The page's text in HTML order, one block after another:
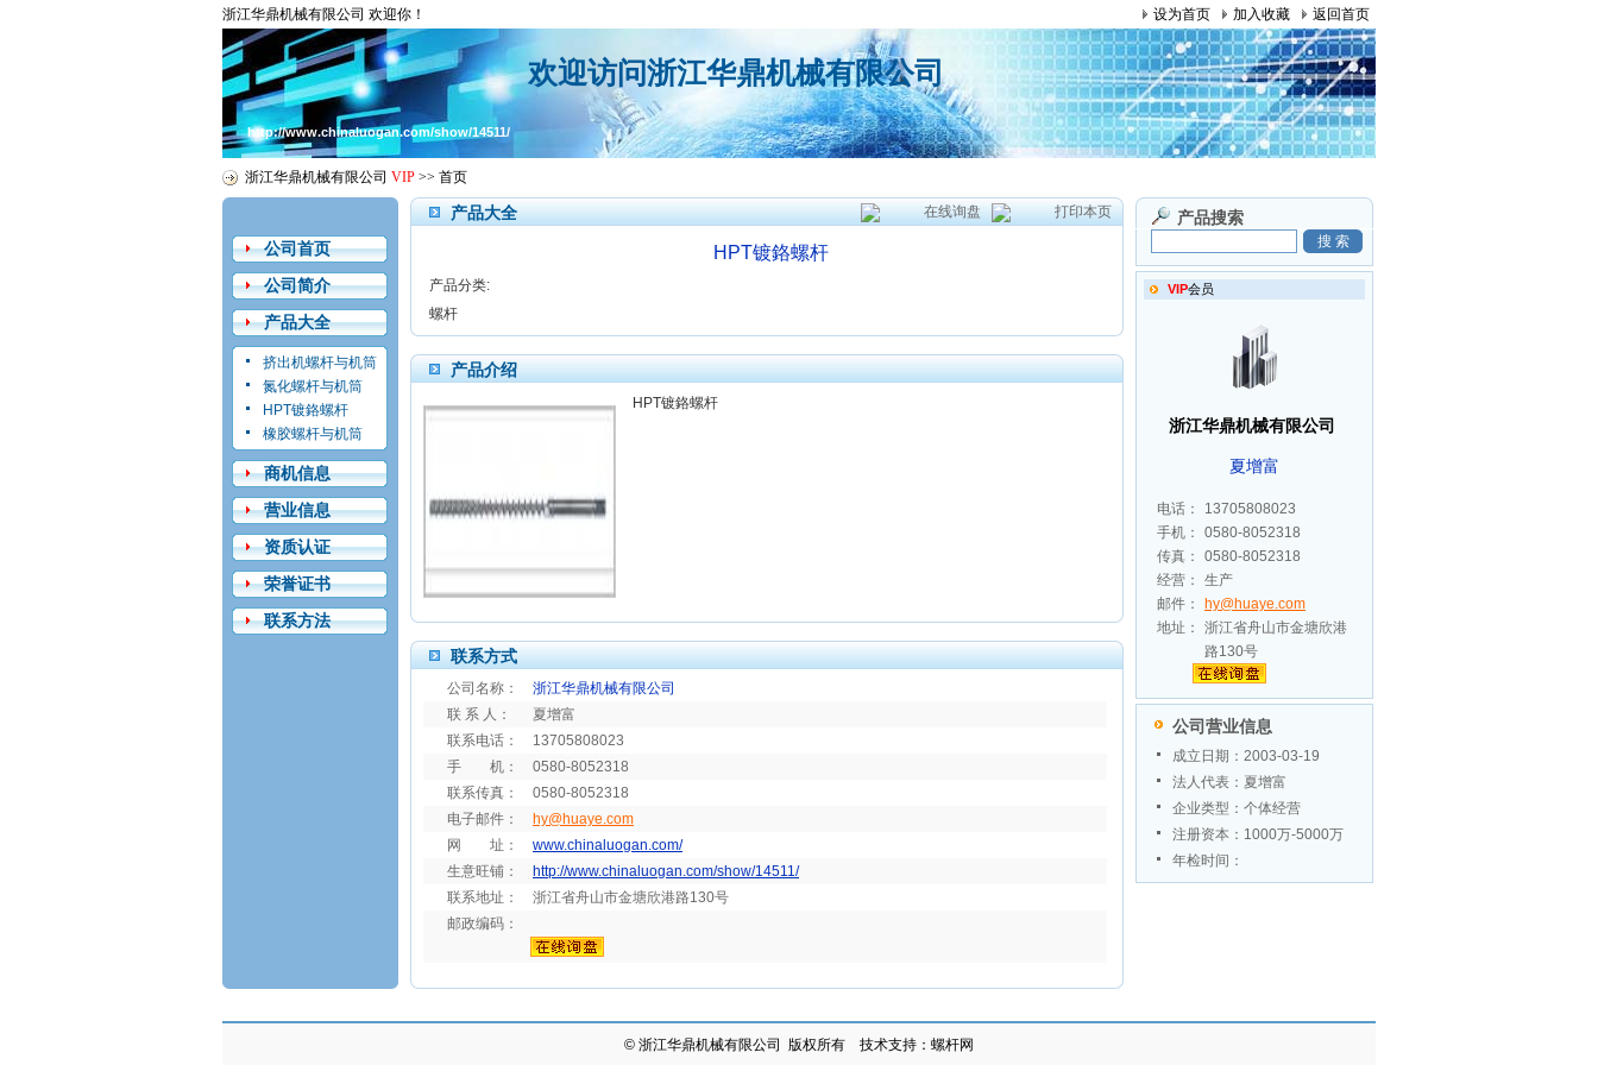
返回首页
加入收藏
设为首页
浙江华鼎机械有限公司 欢迎你！
欢迎访问浙江华鼎机械有限公司
http://www.chinaluogan.com/show/14511/
浙江华鼎机械有限公司 VIP >> 首页
公司首页
公司简介
产品大全
挤出机螺杆与机筒
氮化螺杆与机筒
HPT镀鉻螺杆
橡胶螺杆与机筒
商机信息
营业信息
资质认证
荣誉证书
联系方法
在线询盘 打印本页
产品大全
HPT镀鉻螺杆
产品分类:
螺杆
产品介绍
HPT镀鉻螺杆
联系方式
公司名称：
浙江华鼎机械有限公司
联 系 人：
夏增富
联系电话：
13705808023
手 机：
0580-8052318
联系传真：
0580-8052318
电子邮件：
hy@huaye.com
网 址：
www.chinaluogan.com/
生意旺铺：
http://www.chinaluogan.com/show/14511/
联系地址：
浙江省舟山市金塘欣港路130号
邮政编码：
产品搜索
VIP会员
浙江华鼎机械有限公司
夏增富
电话：
13705808023
手机：
0580-8052318
传真：
0580-8052318
经营：
生产
邮件：
hy@huaye.com
地址：
浙江省舟山市金塘欣港
路130号
公司营业信息
成立日期：2003-03-19
法人代表：夏增富
企业类型：个体经营
注册资本：1000万-5000万
年检时间：
© 浙江华鼎机械有限公司 版权所有 技术支持： 螺杆网